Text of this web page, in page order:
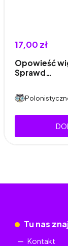
17,00 zł
Opowieść
Sprawd…
Tu nas
Kontakt